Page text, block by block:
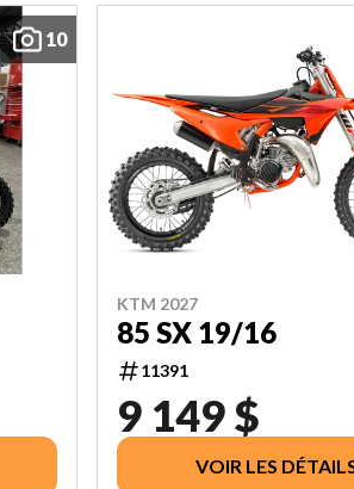
10
KTM 2027
85 SX 19/16
11391
9 149 $
VOIR LES